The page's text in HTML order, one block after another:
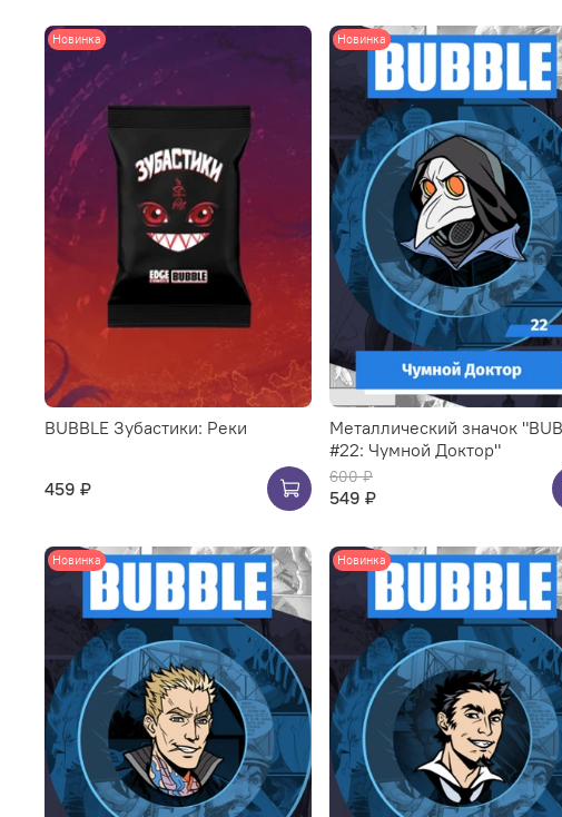
Новинка
BUBBLE Зубастики: Реки
459 ₽
Новинка
Металлический значок
#22: Чумной Доктор"
600 ₽
549 ₽
Новинка Новинка